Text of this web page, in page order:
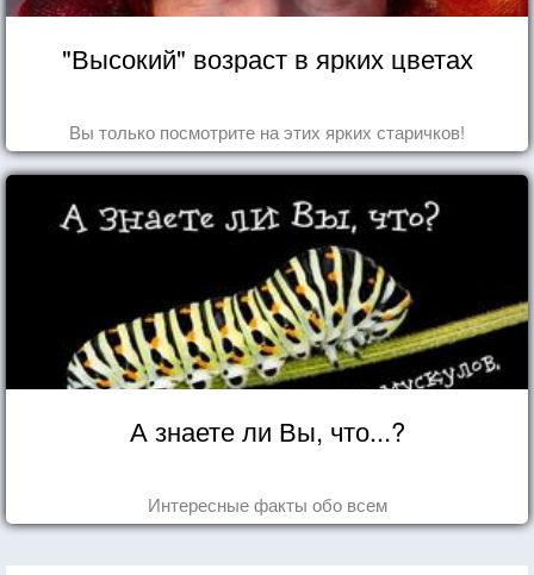
"Высокий" возраст в ярких цветах
Вы только посмотрите на этих ярких старичков!
А знаете ли Вы, что...?
Интересные факты обо всем